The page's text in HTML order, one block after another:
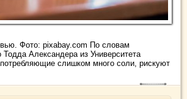
Фото: pixabay.com По словам
Тодда Александера из Университета
слишком много соли, рискуют